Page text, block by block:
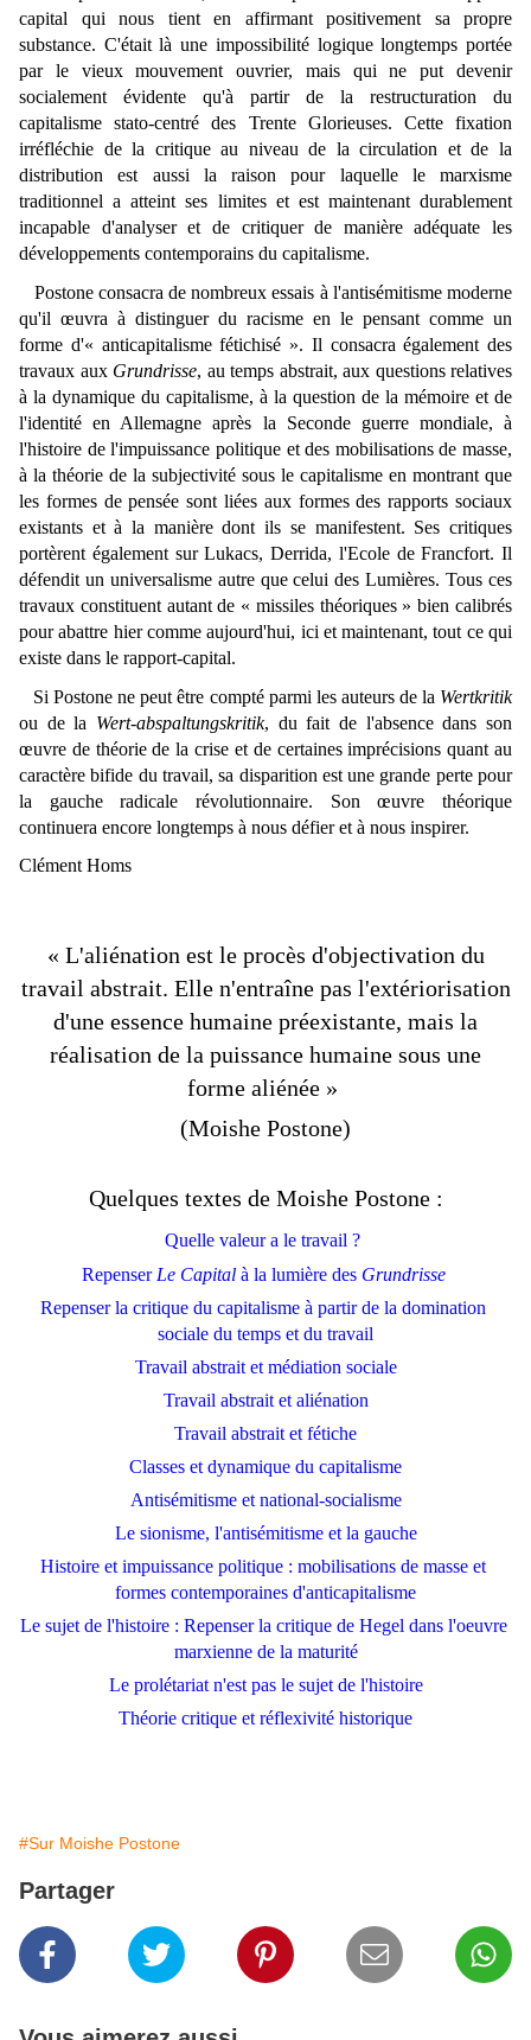
capital qui nous tient en affirmant positivement sa propre
substance. C'était là une impossibilité logique longtemps portée
par le vieux mouvement ouvrier, mais qui ne put devenir
socialement évidente qu'à partir de la restructuration du
capitalisme stato-centré des Trente Glorieuses. Cette fixation
irréfléchie de la critique au niveau de la circulation et de la
distribution est aussi la raison pour laquelle le marxisme
traditionnel a atteint ses limites et est maintenant durablement
incapable d'analyser et de critiquer de manière adéquate les
développements contemporains du capitalisme.
Postone consacra de nombreux essais à l'antisémitisme moderne
qu'il œuvra à distinguer du racisme en le pensant comme un
forme d'« anticapitalisme fétichisé ». Il consacra également des
travaux aux Grundrisse, au temps abstrait, aux questions relatives
à la dynamique du capitalisme, à la question de la mémoire et de
l'identité en Allemagne après la Seconde guerre mondiale, à
l'histoire de l'impuissance politique et des mobilisations de masse,
à la théorie de la subjectivité sous le capitalisme en montrant que
les formes de pensée sont liées aux formes des rapports sociaux
existants et à la manière dont ils se manifestent. Ses critiques
portèrent également sur Lukacs, Derrida, l'Ecole de Francfort. Il
défendit un universalisme autre que celui des Lumières. Tous ces
travaux constituent autant de « missiles théoriques » bien calibrés
pour abattre hier comme aujourd'hui, ici et maintenant, tout ce qui
existe dans le rapport-capital.
Si Postone ne peut être compté parmi les auteurs de la Wertkritik
ou de la Wert-abspaltungskritik, du fait de l'absence dans son
œuvre de théorie de la crise et de certaines imprécisions quant au
caractère bifide du travail, sa disparition est une grande perte pour
la gauche radicale révolutionnaire. Son œuvre théorique
continuera encore longtemps à nous défier et à nous inspirer.
Clément Homs
« L'aliénation est le procès d'objectivation du
travail abstrait. Elle n'entraîne pas l'extériorisation
d'une essence humaine préexistante, mais la
réalisation de la puissance humaine sous une
forme aliénée »
(Moishe Postone)
Quelques textes de Moishe Postone :
Quelle valeur a le travail ?
Repenser Le Capital à la lumière des Grundrisse
Repenser la critique du capitalisme à partir de la domination
sociale du temps et du travail
Travail abstrait et médiation sociale
Travail abstrait et aliénation
Travail abstrait et fétiche
Classes et dynamique du capitalisme
Antisémitisme et national-socialisme
Le sionisme, l'antisémitisme et la gauche
Histoire et impuissance politique : mobilisations de masse et
formes contemporaines d'anticapitalisme
Le sujet de l'histoire : Repenser la critique de Hegel dans l'oeuvre
marxienne de la maturité
Le prolétariat n'est pas le sujet de l'histoire
Théorie critique et réflexivité historique
#Sur Moishe Postone
Partager